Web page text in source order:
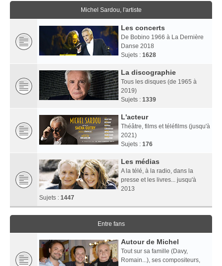
Michel Sardou, l'artiste
Les concerts
De Bobino 1966 à La Dernière
Danse 2018
Sujets : 1628
La discographie
Tous les disques (de 1965 à
2019)
Sujets : 1339
L'acteur
Théâtre, films et téléfilms (jusqu'à
2021)
Sujets : 176
Les médias
A la télé, à la radio, dans la
presse et les livres... jusqu'à
2013
Sujets : 1447
Entre fans
Autour de Michel
Tout sur sa famille (Davy,
Romain...), ses compositeurs,